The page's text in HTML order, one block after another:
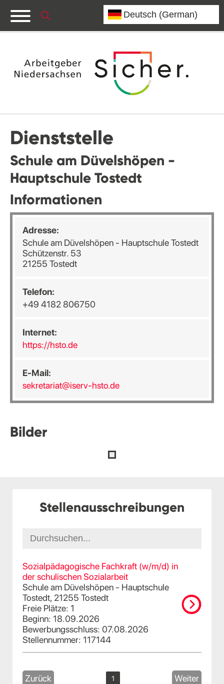
Dienststelle
Schule am Düvelshöpen -
Hauptschule Tostedt
Informationen
Adresse:
Schule am Düvelshöpen - Hauptschule Tostedt
Schützenstr. 53
21255 Tostedt
Telefon:
+49 4182 806750
Internet:
https://hsto.de
E-Mail:
sekretariat@iserv-hsto.de
Bilder
Stellenausschreibungen
Sozialpädagogische Fachkraft (w/m/d) in
der schulischen Sozialarbeit
Schule am Düvelshöpen - Hauptschule
Tostedt, 21255 Tostedt
Freie Plätze: 1
Beginn: 18.09.2026
Bewerbungsschluss: 07.08.2026
Stellennummer: 117144
Zurück 1 Weiter